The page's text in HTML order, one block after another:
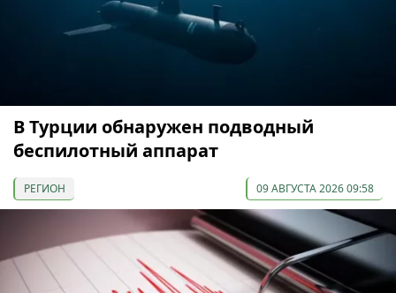
В Турции обнаружен подводный
беспилотный аппарат
РЕГИОН 09 АВГУСТА 2026 09:58